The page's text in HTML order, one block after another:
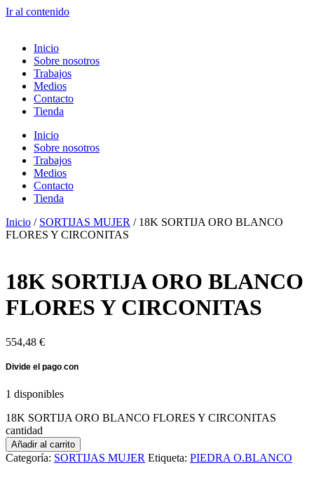
Ir al contenido
Inicio
Sobre nosotros
Trabajos
Medios
Contacto
Tienda
Inicio
Sobre nosotros
Trabajos
Medios
Contacto
Tienda
Inicio / SORTIJAS MUJER / 18K SORTIJA ORO BLANCO
FLORES Y CIRCONITAS
18K SORTIJA ORO BLANCO
FLORES Y CIRCONITAS
554,48 €
1 disponibles
18K SORTIJA ORO BLANCO FLORES Y CIRCONITAS
cantidad
Añadir al carrito
Categoría: SORTIJAS MUJER Etiqueta: PIEDRA O.BLANCO